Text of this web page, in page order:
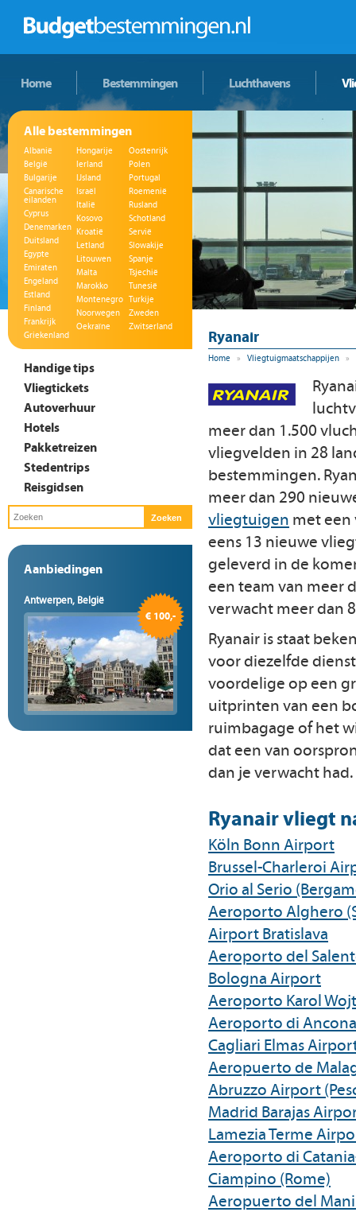
Home Bestemmingen Luchthavens
Alle bestemmingen
Albanië
België
Bulgarije
Canarische
eilanden
Cyprus
Denemarken
Duitsland
Egypte
Emiraten
Engeland
Estland
Finland
Frankrijk
Griekenland
Hongarije
Ierland
IJsland
Israël
Italië
Kosovo
Kroatië
Letland
Litouwen
Malta
Marokko
Montenegro
Noorwegen
Oekraïne
Oostenrijk
Polen
Portugal
Roemenië
Rusland
Schotland
Servië
Slowakije
Spanje
Tsjechië
Tunesië
Turkije
Zweden
Zwitserland
Handige tips
Vliegtickets
Autoverhuur
Hotels
Pakketreizen
Stedentrips
Reisgidsen
Aanbiedingen
Antwerpen, België
€ 100,-
Ryanair
Home » Vliegtuigmaatschappijen »
meer dan 1.500
vliegvelden in 28
bestemmingen.
meer dan 290
vliegtuigen met een
eens 13 nieuwe
geleverd in de
een team van meer
verwacht meer dan
Ryanair is staat
voor diezelfde
voordelige op een
uitprinten van een
ruimbagage of het
dat een van
dan je verwacht had.
Ryanair vliegt
Köln Bonn Airport
Brussel-Charleroi
Orio al Serio
Aeroporto Alghero
Airport Bratislava
Aeroporto del
Bologna Airport
Aeroporto Karol
Aeroporto di
Cagliari Elmas
Aeropuerto de
Abruzzo Airport
Madrid Barajas
Lamezia Terme
Aeroporto di
Ciampino (Rome)
Aeropuerto del